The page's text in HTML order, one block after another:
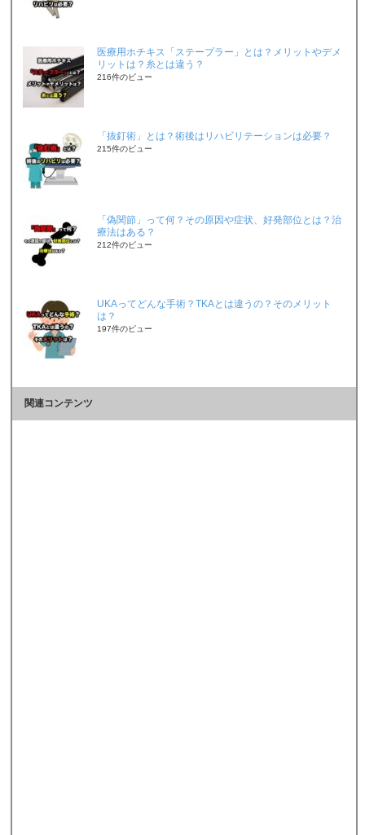
医療用ホチキス「ステープラー」とは？メリットやデメ
リットは？糸とは違う？
216件のビュー
「抜釘術」とは？術後はリハビリテーションは必要？
215件のビュー
「偽関節」って何？その原因や症状、好発部位とは？治
療法はある？
212件のビュー
UKAってどんな手術？TKAとは違うの？そのメリット
は？
197件のビュー
関連コンテンツ